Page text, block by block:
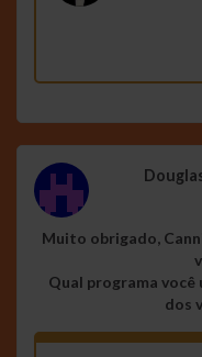
Muito obrigado,
Qual programa você
dos